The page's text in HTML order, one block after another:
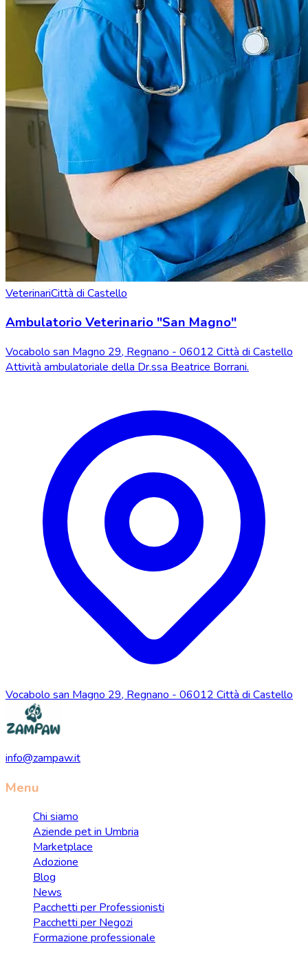
VeterinariCittà di Castello
Ambulatorio Veterinario "San Magno"
Vocabolo san Magno 29, Regnano - 06012 Città di Castello
Attività ambulatoriale della Dr.ssa Beatrice Borrani.
Vocabolo san Magno 29, Regnano - 06012 Città di Castello
info@zampaw.it
Menu
Chi siamo
Aziende pet in Umbria
Marketplace
Adozione
Blog
News
Pacchetti per Professionisti
Pacchetti per Negozi
Formazione professionale